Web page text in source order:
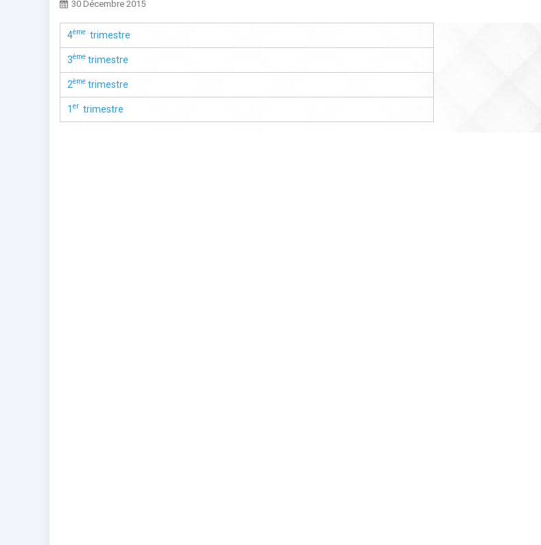
30 Décembre 2015
4ème trimestre
3ème trimestre
2ème trimestre
1 er trimestre